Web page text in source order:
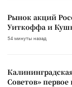
Рынок акций
Уиткоффа и
54 минуты назад
Советов»